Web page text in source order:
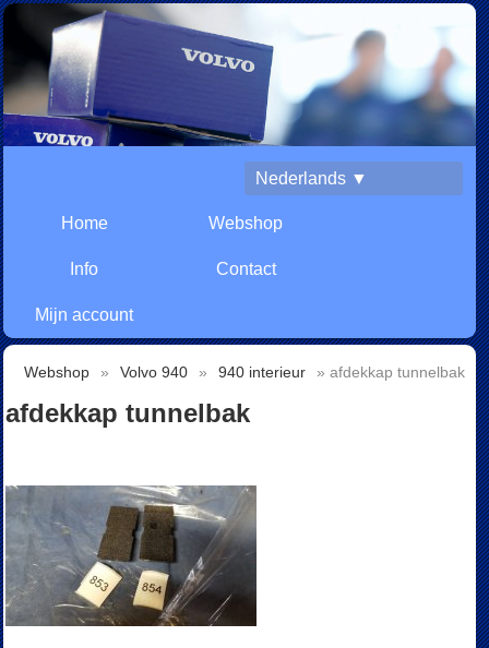
Nederlands ▼
Home Webshop
Info Contact
Mijn account
Webshop » Volvo 940 » 940 interieur » afdekkap tunnelbak
afdekkap tunnelbak